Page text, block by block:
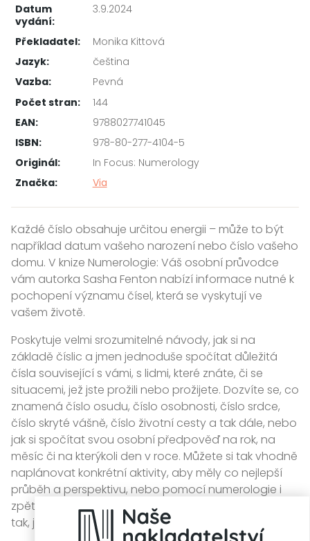
Datum
vydání:
3.9.2024
Překladatel:
Monika Kittová
Jazyk:
čeština
Vazba:
Pevná
Počet stran:
144
EAN:
9788027741045
ISBN:
978-80-277-4104-5
Originál:
In Focus: Numerology
Značka:
Via
Každé číslo obsahuje určitou energii – může to být
například datum vašeho narození nebo číslo vašeho
domu. V knize Numerologie: Váš osobní průvodce
vám autorka Sasha Fenton nabízí informace nutné k
pochopení významu čísel, která se vyskytují ve
vašem životě.
Poskytuje velmi srozumitelné návody, jak si na
základě číslic a jmen jednoduše spočítat důležitá
čísla související s vámi, s lidmi, které znáte, či se
situacemi, jež jste prožili nebo prožijete. Dozvíte se, co
znamená číslo osudu, číslo osobnosti, číslo srdce,
číslo skryté vášně, číslo životní cesty a tak dále, nebo
jak si spočítat svou osobní předpověď na rok, na
měsíc či na kterýkoli den v roce. Můžete si tak vhodně
naplánovat konkrétní aktivity, aby měly co nejlepší
průběh a perspektivu, nebo pomocí numerologie i
zpětně porozumět, proč něco v minulosti probíhalo
tak, jak to probíhalo.